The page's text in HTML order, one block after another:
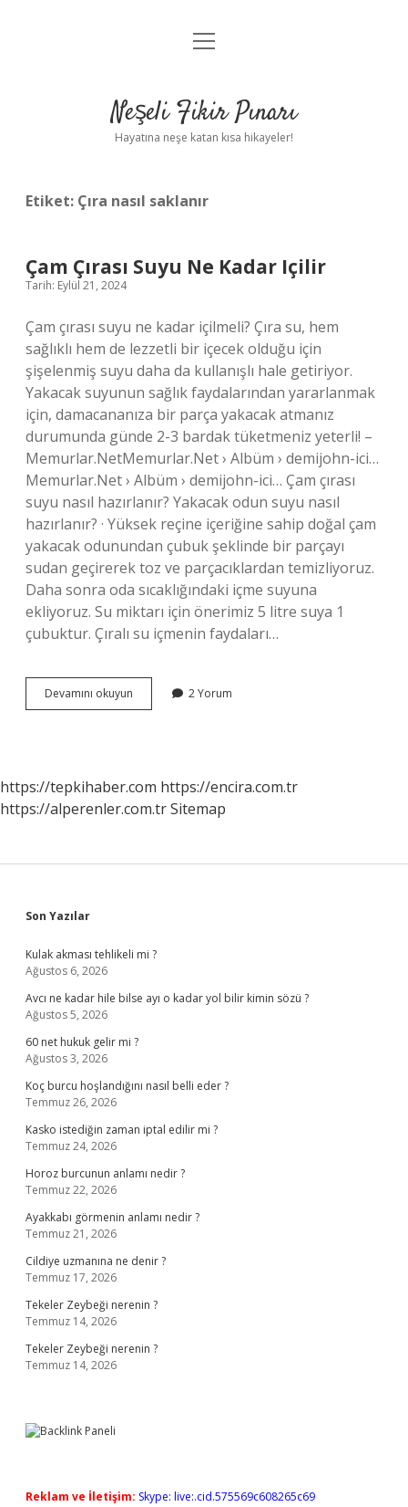
Anasayfa
Yasal Uyarı
menüyü
Neşeli Fikir Pınarı
Hayatına neşe katan kısa hikayeler!
Etiket: Çıra nasıl saklanır
Çam Çırası Suyu Ne Kadar Içilir
Tarih: Eylül 21, 2024
Çam çırası suyu ne kadar içilmeli? Çıra su, hem
sağlıklı hem de lezzetli bir içecek olduğu için
şişelenmiş suyu daha da kullanışlı hale getiriyor.
Yakacak suyunun sağlık faydalarından yararlanmak
için, damacananıza bir parça yakacak atmanız
durumunda günde 2-3 bardak tüketmeniz yeterli! –
Memurlar.NetMemurlar.Net › Albüm › demijohn-ici…
Memurlar.Net › Albüm › demijohn-ici… Çam çırası
suyu nasıl hazırlanır? Yakacak odun suyu nasıl
hazırlanır? · Yüksek reçine içeriğine sahip doğal çam
yakacak odunundan çubuk şeklinde bir parçayı
sudan geçirerek toz ve parçacıklardan temizliyoruz.
Daha sonra oda sıcaklığındaki içme suyuna
ekliyoruz. Su miktarı için önerimiz 5 litre suya 1
çubuktur. Çıralı su içmenin faydaları…
Devamını okuyun
Çırası
2 Yorum
https://tepkihaber.com https://encira.com.tr
https://alperenler.com.trSitemap
Sidebar
Son Yazılar
Kulak akması tehlikeli mi ?
Ağustos 6, 2026
Avcı ne kadar hile bilse ayı o kadar yol bilir kimin sözü ?
Ağustos 5, 2026
60 net hukuk gelir mi ?
Ağustos 3, 2026
Koç burcu hoşlandığını nasıl belli eder ?
Temmuz 26, 2026
Kasko istediğin zaman iptal edilir mi ?
Temmuz 24, 2026
Horoz burcunun anlamı nedir ?
Temmuz 22, 2026
Ayakkabı görmenin anlamı nedir ?
Temmuz 21, 2026
Cildiye uzmanına ne denir ?
Temmuz 17, 2026
Tekeler Zeybeği nerenin ?
Temmuz 14, 2026
Tekeler Zeybeği nerenin ?
Temmuz 14, 2026
Reklam ve İletişim: Skype: live:.cid.575569c608265c69